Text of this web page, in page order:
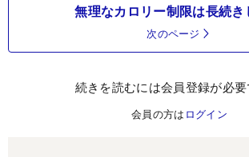
無理なカロリー制限は長続き
次のページ
続きを読むには会員登録が必要
会員の方は ログイン